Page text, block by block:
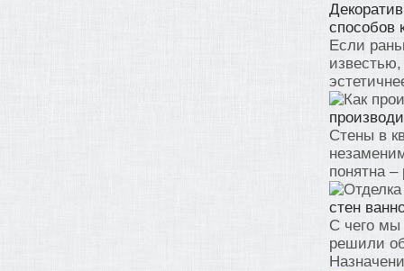
способов
Если
Стены в
понятна
стен
С чего мы
решили